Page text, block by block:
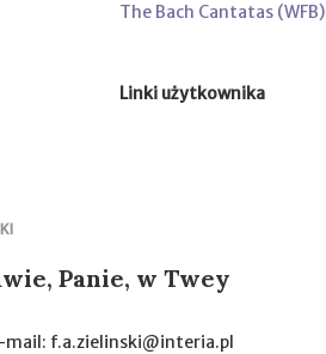
The Bach Cantatas (WFB)
Linki użytkownika
Panie, w Twey
mail: f.a.zielinski@interia.pl